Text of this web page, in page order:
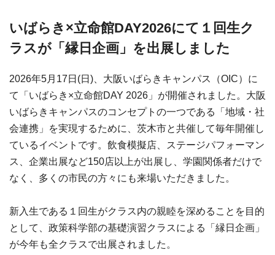
いばらき×立命館DAY2026にて１回生ク
ラスが「縁日企画」を出展しました
2026年5月17日(日)、大阪いばらきキャンパス（OIC）に
て「いばらき×立命館DAY 2026」が開催されました。大阪
いばらきキャンパスのコンセプトの一つである「地域・社
会連携」を実現するために、茨木市と共催して毎年開催し
ているイベントです。飲食模擬店、ステージパフォーマン
ス、企業出展など150店以上が出展し、学園関係者だけで
なく、多くの市民の方々にも来場いただきました。
新入生である１回生がクラス内の親睦を深めることを目的
として、政策科学部の基礎演習クラスによる「縁日企画」
が今年も全クラスで出展されました。